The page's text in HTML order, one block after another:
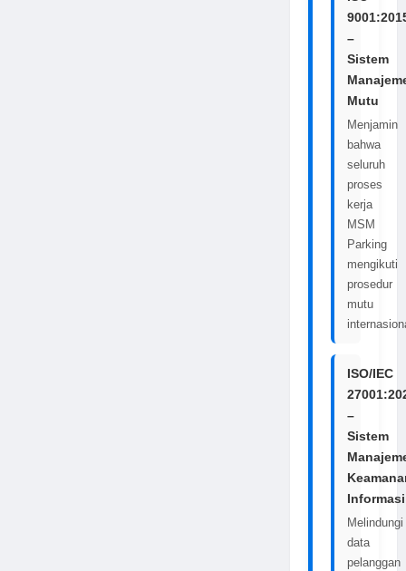
–
Sistem
Mutu
Menjamin
bahwa
seluruh
proses
kerja
MSM
Parking
mengikuti
prosedur
mutu
ISO/IEC
–
Sistem
Informasi
Melindungi
data
pelanggan